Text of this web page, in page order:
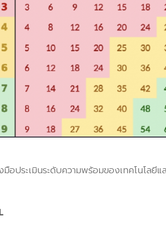
มือประเมินระดับความพร้อมของเทคโนโลยี